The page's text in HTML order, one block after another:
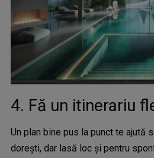
4. Fă un itinerariu
Un plan bine pus la punct te ajută
dorești, dar lasă loc și pentru